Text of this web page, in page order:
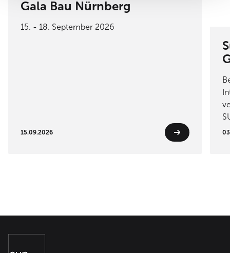
Gala Bau Nürnberg
15. - 18. September 2026
15.09.2026